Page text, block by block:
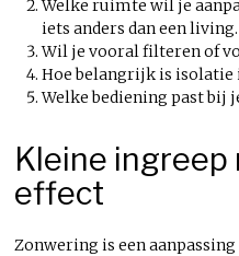
Welke ruimte wil je
iets anders dan een living.
Wil je vooral filteren of
Hoe belangrijk is isolatie
Welke bediening past bij
Kleine
effect
Zonwering is een